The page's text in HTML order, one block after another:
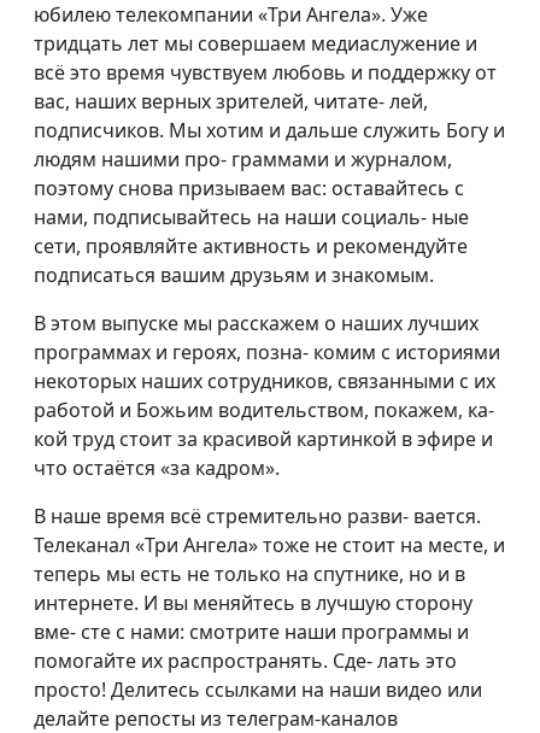
юбилею телекомпании «Три Ангела». Уже
тридцать лет мы совершаем медиаслужение и
всё это время чувствуем любовь и поддержку от
вас, наших верных зрителей, читате- лей,
подписчиков. Мы хотим и дальше служить Богу и
людям нашими про- граммами и журналом,
поэтому снова призываем вас: оставайтесь с
нами, подписывайтесь на наши социаль- ные
сети, проявляйте активность и рекомендуйте
подписаться вашим друзьям и знакомым.
В этом выпуске мы расскажем о наших лучших
программах и героях, позна- комим с историями
некоторых наших сотрудников, связанными с их
работой и Божьим водительством, покажем, ка-
кой труд стоит за красивой картинкой в эфире и
что остаётся «за кадром».
В наше время всё стремительно разви- вается.
Телеканал «Три Ангела» тоже не стоит на месте, и
теперь мы есть не только на спутнике, но и в
интернете. И вы меняйтесь в лучшую сторону
вме- сте с нами: смотрите наши программы и
помогайте их распространять. Сде- лать это
просто! Делитесь ссылками на наши видео или
делайте репосты из телеграм-каналов